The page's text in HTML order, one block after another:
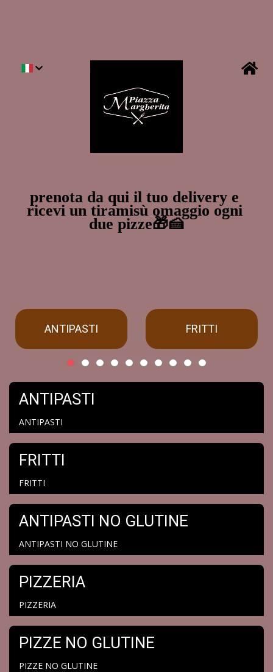
prenota da qui il tuo delivery e
ricevi un tiramisù omaggio ogni
due pizze🎁🍰
ANTIPASTI FRITTI
ANTIPASTI
ANTIPASTI
FRITTI
FRITTI
ANTIPASTI NO GLUTINE
ANTIPASTI NO GLUTINE
PIZZERIA
PIZZERIA
PIZZE NO GLUTINE
PIZZE NO GLUTINE